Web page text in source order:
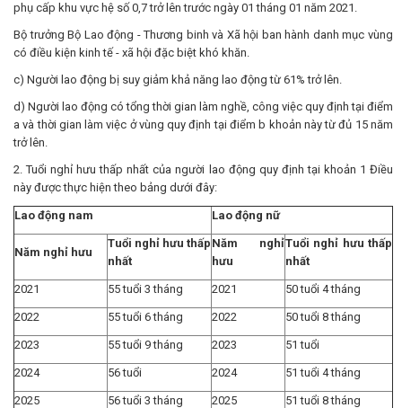
phụ cấp khu vực hệ số 0,7 trở lên trước ngày 01 tháng 01 năm 2021.
Bộ trưởng Bộ Lao động - Thương binh và Xã hội ban hành danh mục vùng
có điều kiện kinh tế - xã hội đặc biệt khó khăn.
c) Người lao động bị suy giảm khả năng lao động từ 61% trở lên.
d) Người lao động có tổng thời gian làm nghề, công việc quy định tại điểm
a và thời gian làm việc ở vùng quy định tại điểm b khoản này từ đủ 15 năm
trở lên.
2. Tuổi nghỉ hưu thấp nhất của người lao động quy định tại khoản 1 Điều
này được thực hiện theo bảng dưới đây:
Lao động nam Lao động nữ
Năm nghỉ hưu
Tuổi nghỉ hưu thấp
nhất
Năm nghỉ
hưu
Tuổi nghỉ hưu thấp
nhất
2021 55 tuổi 3 tháng 2021 50 tuổi 4 tháng
2022 55 tuổi 6 tháng 2022 50 tuổi 8 tháng
2023 55 tuổi 9 tháng 2023 51 tuổi
2024 56 tuổi 2024 51 tuổi 4 tháng
2025 56 tuổi 3 tháng 2025 51 tuổi 8 tháng